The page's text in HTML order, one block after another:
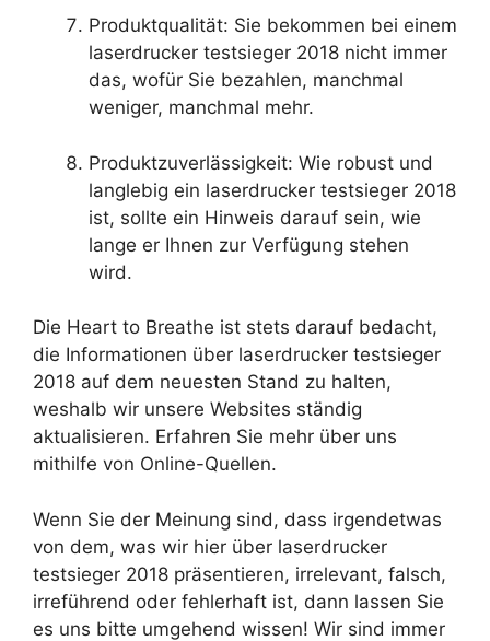
Produktqualität: Sie bekommen bei einem
laserdrucker testsieger 2018 nicht immer
das, wofür Sie bezahlen, manchmal
weniger, manchmal mehr.
Produktzuverlässigkeit: Wie robust und
langlebig ein laserdrucker testsieger 2018
ist, sollte ein Hinweis darauf sein, wie
lange er Ihnen zur Verfügung stehen
wird.
Die Heart to Breathe ist stets darauf bedacht,
die Informationen über laserdrucker testsieger
2018 auf dem neuesten Stand zu halten,
weshalb wir unsere Websites ständig
aktualisieren. Erfahren Sie mehr über uns
mithilfe von Online-Quellen.
Wenn Sie der Meinung sind, dass irgendetwas
von dem, was wir hier über laserdrucker
testsieger 2018 präsentieren, irrelevant, falsch,
irreführend oder fehlerhaft ist, dann lassen Sie
es uns bitte umgehend wissen! Wir sind immer